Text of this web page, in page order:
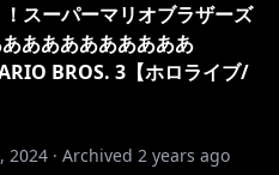
スーパーマリオブラザーズ
あああああああああ
BROS. 3【ホロライブ/
2024 · Archived 2 years ago